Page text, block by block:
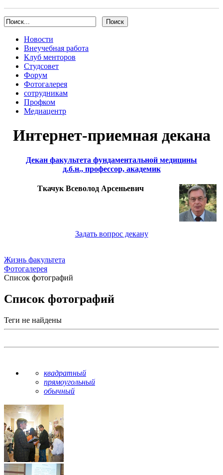
Новости
Внеучебная работа
Клуб менторов
Студсовет
Форум
Фотогалерея
сотрудникам
Профком
Медиацентр
Интернет-приемная декана
Декан факультета фундаментальной медицины
д.б.н., профессор, академик
Ткачук Всеволод Арсеньевич
Задать вопрос декану
Жизнь факультета
Фотогалерея
Список фотографий
Список фотографий
Теги не найдены
квадратный
прямоугольный
обычный